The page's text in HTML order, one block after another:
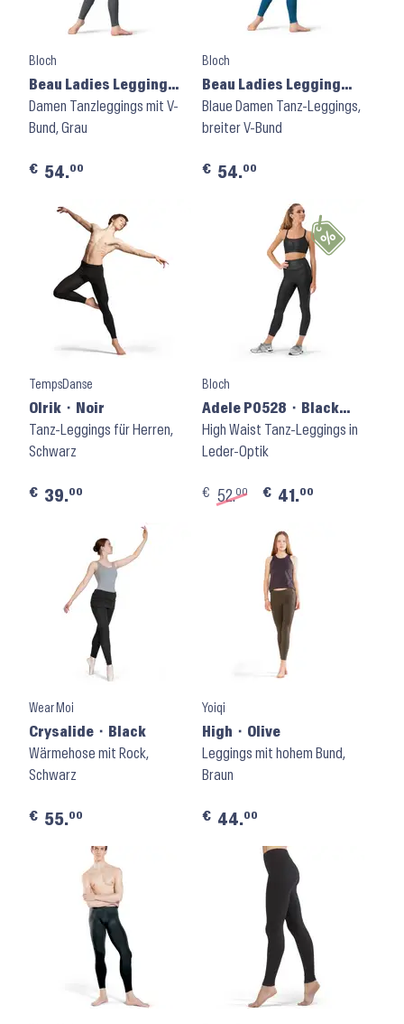
Bloch
Beau Ladies Legging
P8458 ⬝ Graphite
Damen Tanzleggings mit V-
Bund, Grau
€ 54.00
Bloch
Beau Ladies Legging
P8458 ⬝ Peacock
Blaue Damen Tanz-Leggings,
breiter V-Bund
€ 54.00
TempsDanse
Olrik ⬝ Noir
Tanz-Leggings für Herren,
Schwarz
€ 39.00
Bloch
Adele P0528 ⬝ Black
Leather Look
High Waist Tanz-Leggings in
Leder-Optik
€ 52.00 € 41.00
Wear Moi
Crysalide ⬝ Black
Wärmehose mit Rock,
Schwarz
€ 55.00
Yoiqi
High ⬝ Olive
Leggings mit hohem Bund,
Braun
€ 44.00